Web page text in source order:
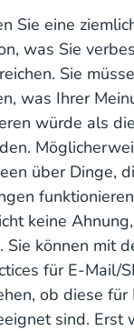
Sie eine
was Sie
Sie
was Ihrer
würde als
über Dinge,
keine
Sie können mit
für E-Mail/
ob diese für
sind. Erst